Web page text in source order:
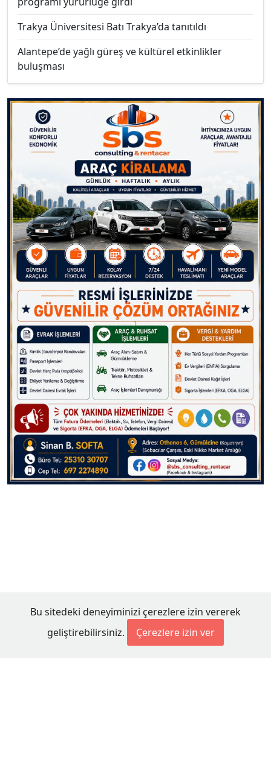
Trakya Üniversitesi Batı Trakya’da tanıtıldı
Alantepe’de yağlı güreş ve kültürel etkinlikler
buluşması
Bu sitedeki deneyiminizi çerezlere izin vererek
geliştirebilirsiniz.
Çerezlere izin ver